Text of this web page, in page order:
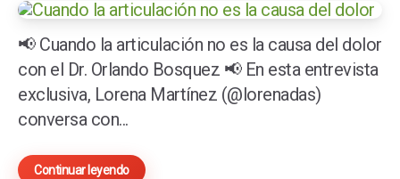
📢 Cuando la articulación no es la causa del dolor
con el Dr. Orlando Bosquez 📢 En esta entrevista
exclusiva, Lorena Martínez (@lorenadas)
conversa con...
Continuar leyendo